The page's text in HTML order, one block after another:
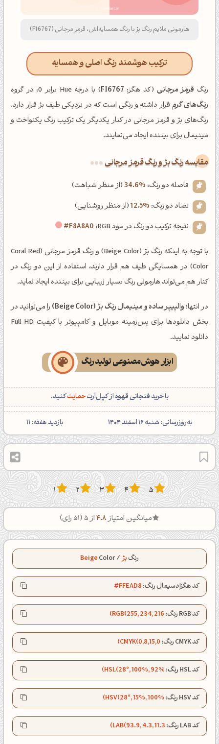
هارمونی ملایم رنگ بژ با رنگ همسایه‌اش، قرمز مرجانی (F16767)
ترکیب هوشمند رنگ اصلی و همسایه
رنگ قرمز مرجانی (کد هگز: F16767) با درجه Hue برابر 0، در گروه
رنگ‌های گرمقرار داشته و رنگی است که در نزدیکی طیف بژ قرار دارد.
رنگ‌های بژ و قرمز مرجانی در کنار یکدیگر یک ترکیب رنگ یکنواخت و
مینیمال برای بیننده ایجاد می‌نمایند.
‌مقایسه رنگ بژ و رنگ قرمز مرجانی
فاصله دو رنگ: 34.6%(از منظر شباهت)
تضاد دو رنگ: 12.5%(از منظر روشنایی)
نتیجه ترکیب دو رنگ در مود RGB:
#F8A8A0
با توجه به اینکه رنگ بژ (Beige Color) و رنگ قرمز مرجانی (Coral Red
Color) در همسایگی طیف هم قرار دارند، استفاده از این دو رنگ در
کنار هم می‌تواند هارمونی رنگ بسیار زیبایی برای بیننده ایجاد نماید.
در انتها؛ والپیپر ساده و مینیمال رنگ بژ (Beige Color)
را می‌توانید در
بخش دانلودها برای پس‌زمینه موبایل و کامپیوتر با کیفیت Full HD
دانلود نمایید.
ابزار هوش‌مصنوعی تولید رنگ
با خرید فنجانی قهوه از کپل‌آرتحمایتکنید.
‌به‌روزرسانی: شنبه 16 اسفند 1404 بازدید هفته:11
5
4
3
2
1
میانگین امتیاز4.8از 5 ( 51رای)
رنگبژ/
Color
Beige
کد هگزادسیمال رنگ:#FFEAD8
کد RGB رنگ: RGB(255, 234, 216)
کد CMYK رنگ: CMYK(0,8,15,0)
کد HSL رنگ: HSL(28°, 100%, 92%)
کد HSV رنگ: HSV(28°, 15%, 100%)
کد LAB رنگ: LAB(93.9, 4.3, 11.3)
صبحت بخیر❤️